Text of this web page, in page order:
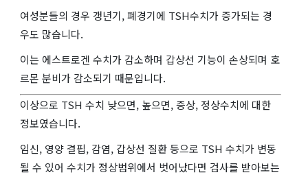
여성분들의 경우 갱년기, 폐경기에 TSH수치가 증가되는 경
우도 많습니다.
이는 에스트로겐 수치가 감소하며 갑상선 기능이 손상되며 호
르몬 분비가 감소되기 때문입니다.
이상으로 TSH 수치 낮으면, 높으면, 증상, 정상수치에 대한
정보였습니다.
임신, 영양 결핍, 감염, 갑상선 질환 등으로 TSH 수치가 변동
될 수 있어 수치가 정상범위에서 벗어났다면 검사를 받아보는